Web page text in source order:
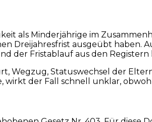
als Minderjährige im
Dreijahresfrist ausgeübt haben.
der Fristablauf aus den Registern
Wegzug, Statuswechsel der
der Fall schnell unklar,